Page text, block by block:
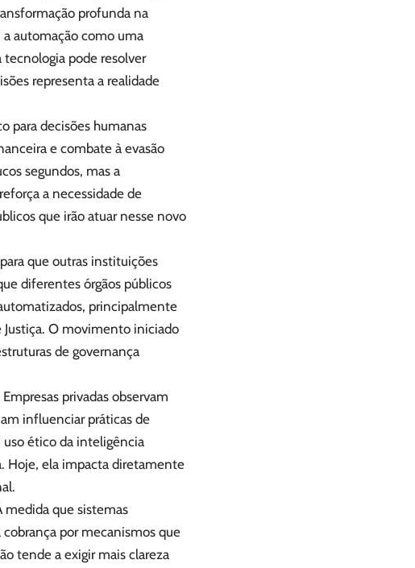
profunda na
automação como uma
pode resolver
representa a realidade
para decisões humanas
e combate à evasão
segundos, mas a
a necessidade de
que irão atuar nesse novo
que outras instituições
diferentes órgãos públicos
principalmente
Justiça. O movimento iniciado
de governança
privadas observam
influenciar práticas de
ético da inteligência
Hoje, ela impacta diretamente
que sistemas
por mecanismos que
tende a exigir mais clareza